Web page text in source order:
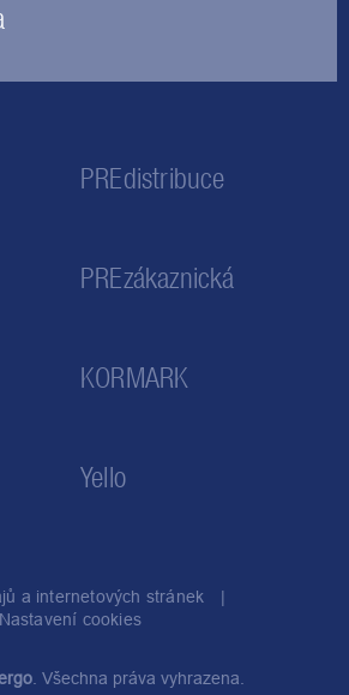
PREdistribuce
PREzákaznická
KORMARK
Yello
a internetových stránek
Nastavení cookies
. Všechna práva vyhrazena.